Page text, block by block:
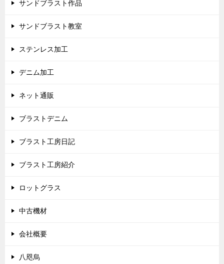
サンドブラスト作品
サンドブラスト教室
ステンレス加工
デニム加工
ネット通販
ブラストデニム
ブラスト工房日記
ブラスト工房紹介
ロットグラス
中古機材
会社概要
八咫烏